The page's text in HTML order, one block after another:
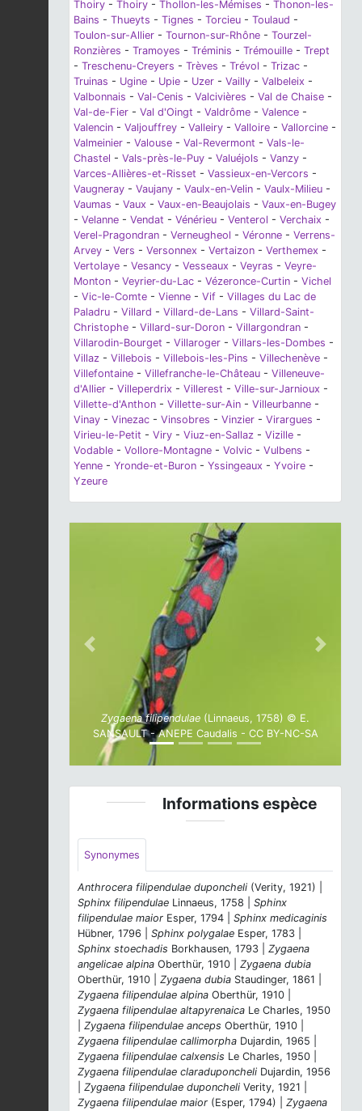
Thoiry - Thoiry - Thollon-les-Mémises - Thonon-les-
Bains - Thueyts - Tignes - Torcieu - Toulaud -
Toulon-sur-Allier - Tournon-sur-Rhône - Tourzel-
Ronzières - Tramoyes - Tréminis - Trémouille - Trept
- Treschenu-Creyers - Trèves - Trévol - Trizac -
Truinas - Ugine - Upie - Uzer - Vailly - Valbeleix -
Valbonnais - Val-Cenis - Valcivières - Val de Chaise -
Val-de-Fier - Val d'Oingt - Valdrôme - Valence -
Valencin - Valjouffrey - Valleiry - Valloire - Vallorcine -
Valmeinier - Valouse - Val-Revermont - Vals-le-
Chastel - Vals-près-le-Puy - Valuéjols - Vanzy -
Varces-Allières-et-Risset - Vassieux-en-Vercors -
Vaugneray - Vaujany - Vaulx-en-Velin - Vaulx-Milieu -
Vaumas - Vaux - Vaux-en-Beaujolais - Vaux-en-Bugey
- Velanne - Vendat - Vénérieu - Venterol - Verchaix -
Verel-Pragondran - Verneugheol - Véronne - Verrens-
Arvey - Vers - Versonnex - Vertaizon - Verthemex -
Vertolaye - Vesancy - Vesseaux - Veyras - Veyre-
Monton - Veyrier-du-Lac - Vézeronce-Curtin - Vichel
- Vic-le-Comte - Vienne - Vif - Villages du Lac de
Paladru - Villard - Villard-de-Lans - Villard-Saint-
Christophe - Villard-sur-Doron - Villargondran -
Villarodin-Bourget - Villaroger - Villars-les-Dombes -
Villaz - Villebois - Villebois-les-Pins - Villechenève -
Villefontaine - Villefranche-le-Château - Villeneuve-
d'Allier - Villeperdrix - Villerest - Ville-sur-Jarnioux -
Villette-d'Anthon - Villette-sur-Ain - Villeurbanne -
Vinay - Vinezac - Vinsobres - Vinzier - Virargues -
Virieu-le-Petit - Viry - Viuz-en-Sallaz - Vizille -
Vodable - Vollore-Montagne - Volvic - Vulbens -
Yenne - Yronde-et-Buron - Yssingeaux - Yvoire -
Yzeure
Zygaena filipendulae (Linnaeus, 1758) © E.
SANSAULT - ANEPE Caudalis - CC BY-NC-SA
Previous Next
Informations espèce
Synonymes
Anthrocera filipendulae duponcheli (Verity, 1921) |
Sphinx filipendulae Linnaeus, 1758 | Sphinx
filipendulae maior Esper, 1794 | Sphinx medicaginis
Hübner, 1796 | Sphinx polygalae Esper, 1783 |
Sphinx stoechadis Borkhausen, 1793 | Zygaena
angelicae alpina Oberthür, 1910 | Zygaena dubia
Oberthür, 1910 | Zygaena dubia Staudinger, 1861 |
Zygaena filipendulae alpina Oberthür, 1910 |
Zygaena filipendulae altapyrenaica Le Charles, 1950
Zygaena filipendulae anceps Oberthür, 1910 |
Zygaena filipendulae callimorpha Dujardin, 1965 |
Zygaena filipendulae calxensis Le Charles, 1950 |
Zygaena filipendulae claraduponcheli Dujardin, 1956
Zygaena filipendulae duponcheli Verity, 1921 |
Zygaena filipendulae maior (Esper, 1794) | Zygaena